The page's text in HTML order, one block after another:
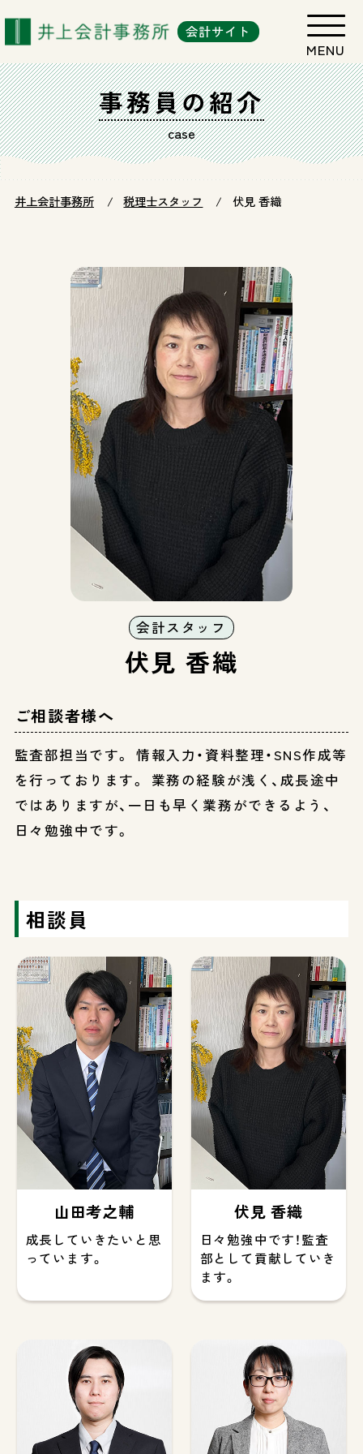
会計サイト
事務員の紹介
case
井上会計事務所 税理士スタッフ 伏見 香織
会計スタッフ
伏見 香織
ご相談者様へ
監査部担当です。 情報入力・資料整理・SNS作成等
を行っております。 業務の経験が浅く、成長途中
ではありますが、一日も早く業務ができるよう、
日々勉強中です。
相談員
山田考之輔
成長していきたいと思
っています。
伏見 香織
日々勉強中です！監査
部として貢献していき
ます。